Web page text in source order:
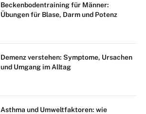
Beckenbodentraining für Männer:
Übungen für Blase, Darm und Potenz
Demenz verstehen: Symptome, Ursachen
und Umgang im Alltag
Asthma und Umweltfaktoren: wie